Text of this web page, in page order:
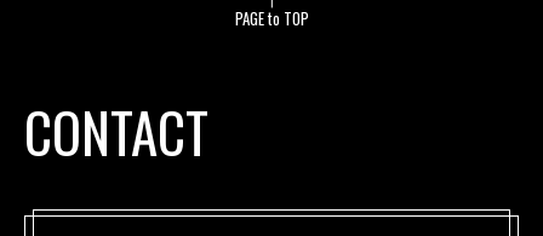
PAGE to TOP
CONTACT